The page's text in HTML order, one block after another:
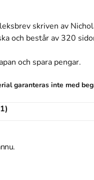
skriven av
och består av 320
och spara pengar.
garanteras inte med
1)
Förlag AB.